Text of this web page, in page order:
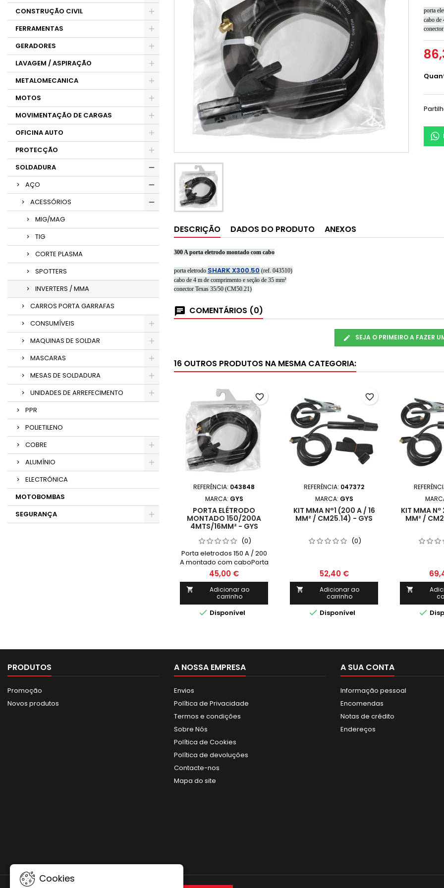
CONSTRUÇÃO CIVIL
FERRAMENTAS
GERADORES
LAVAGEM / ASPIRAÇÃO
METALOMECANICA
MOTOS
MOVIMENTAÇÃO DE CARGAS
OFICINA AUTO
PROTECÇÃO
SOLDADURA
AÇO
ACESSÓRIOS
MIG/MAG
TIG
CORTE PLASMA
SPOTTERS
INVERTERS / MMA
CARROS PORTA GARRAFAS
CONSUMÍVEIS
MAQUINAS DE SOLDAR
MASCARAS
MESAS DE SOLDADURA
UNIDADES DE ARREFECIMENTO
PPR
POLIETILENO
COBRE
ALUMÍNIO
ELECTRÓNICA
MOTOBOMBAS
SEGURANÇA
porta
cabo de
DESCRIÇÃO DADOS DO PRODUTO ANEXOS
300 A porta eletrodo montado com cabo
porta eletrodo SHARK X300.50 (ref. 043510)
cabo de 4 m de comprimento e seção de 35 mm²
conector Texas 35/50 (CM50.21)
COMENTÁRIOS (0)
SEJA O PRIMEIRO A FAZER
16 OUTROS PRODUTOS NA MESMA CATEGORIA:
REFERÊNCIA: 043848
MARCA: GYS
PORTA ELÉTRODO
MONTADO 150/200A
4MTS/16MM² - GYS
(0)
Porta eletrodos 150 A / 200
A montado com caboPorta
eletrodo SHARK
X200.35 (ref. 043503)
Cabode 4 m de
comprimento e seção de 16
mm²Conector Texas 10/25
(CM25.14)
45,00 €

Adicionar ao
carrinho
 Disponível
favorite_border
REFERÊNCIA: 047372
MARCA: GYS
KIT MMA N°1 (200 A / 16
MM² / CM25.14) - GYS
(0)
52,40 €

Adicionar ao
carrinho
 Disponível
favorite_border
KIT MMA
MM² /


PRODUTOS
Promoção
Novos produtos
A NOSSA EMPRESA
Envios
Política de Privacidade
Termos e condições
Sobre Nós
Política de Cookies
Política de devoluções
Contacte-nos
Mapa do site
A SUA CONTA
Informação pessoal
Encomendas
Notas de crédito
Endereços
Cookies